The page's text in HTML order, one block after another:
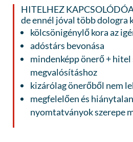
HITELHEZ
de ennél jóval több dologra
kölcsönigénylő kora az
adóstárs bevonása
mindenképp önerő + hitel
megvalósításhoz
kizárólag önerőből nem
megfelelően és
nyomtatványok szerepe